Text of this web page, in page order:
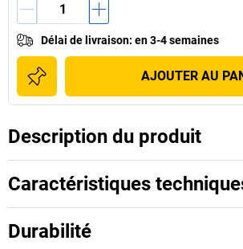
Délai de livraison: en 3-4 semaines
AJOUTER AU
Description du produit
Caractéristiques
Durabilité